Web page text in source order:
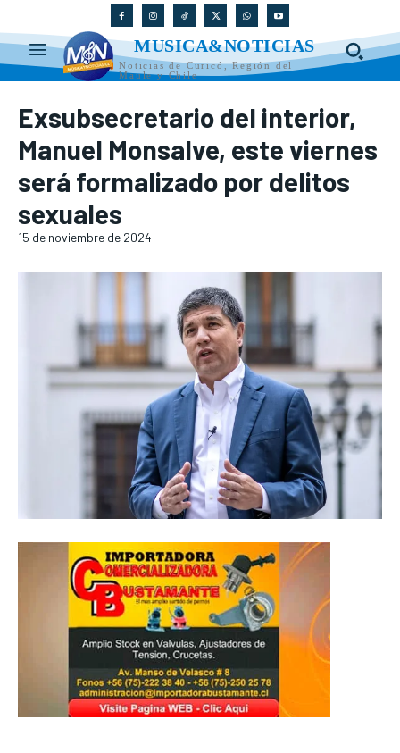
MUSICA&NOTICIAS
Noticias de Curicó, Región del
Maule y Chile
Exsubsecretario del interior,
Manuel Monsalve, este viernes
será formalizado por delitos
sexuales
15 de noviembre de 2024